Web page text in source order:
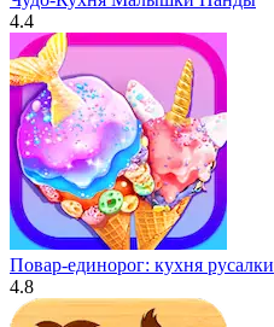
4.4
Повар-единорог: кухня русалки
4.8